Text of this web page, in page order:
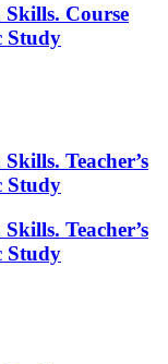
Course
Study
Teacher’s
Study
Teacher’s
Study